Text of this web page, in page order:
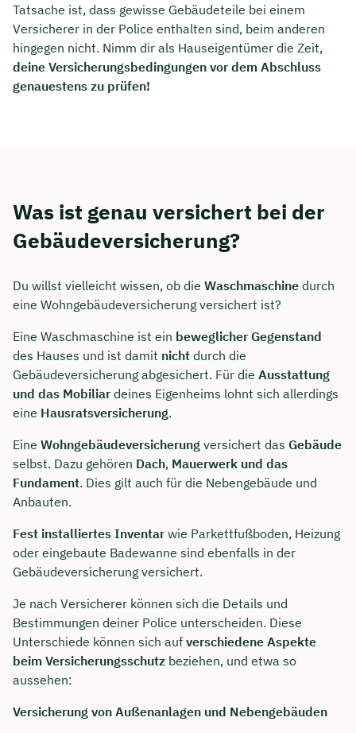
Tatsache ist, dass gewisse Gebäudeteile bei einem
Versicherer in der Police enthalten sind, beim anderen
hingegen nicht. Nimm dir als Hauseigentümer die Zeit,
deine Versicherungsbedingungen vor dem Abschluss
genauestens zu prüfen!
Was ist genau versichert bei der
Gebäudeversicherung?
Du willst vielleicht wissen, ob die Waschmaschine durch
eine Wohngebäudeversicherung versichert ist?
Eine Waschmaschine ist ein beweglicher Gegenstand
des Hauses und ist damit nicht durch die
Gebäudeversicherung abgesichert. Für die Ausstattung
und das Mobiliar deines Eigenheims lohnt sich allerdings
eine Hausratsversicherung.
Eine Wohngebäudeversicherung versichert das Gebäude
selbst. Dazu gehören Dach, Mauerwerk und das
Fundament. Dies gilt auch für die Nebengebäude und
Anbauten.
Fest installiertes Inventar wie Parkettfußboden, Heizung
oder eingebaute Badewanne sind ebenfalls in der
Gebäudeversicherung versichert.
Je nach Versicherer können sich die Details und
Bestimmungen deiner Police unterscheiden. Diese
Unterschiede können sich auf verschiedene Aspekte
beim Versicherungsschutz beziehen, und etwa so
aussehen:
Versicherung von Außenanlagen und Nebengebäuden